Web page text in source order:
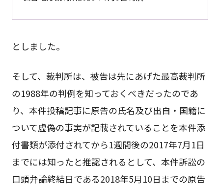
としました。
そして、裁判所は、被告は先にあげた最高裁判所
の1988年の判例を知っておくべきだったのであ
り、本件投稿記事に原告の氏名及び出自・国籍に
ついて虚偽の事実が記載されていることを本件添
付書類が添付されてから1週間後の2017年7月1日
までには知ったと推認されるとして、本件訴訟の
口頭弁論終結日である2018年5月10日までの原告